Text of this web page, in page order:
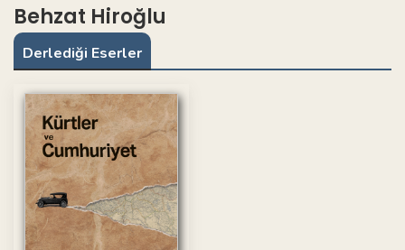
Behzat Hiroğlu
Derlediği Eserler